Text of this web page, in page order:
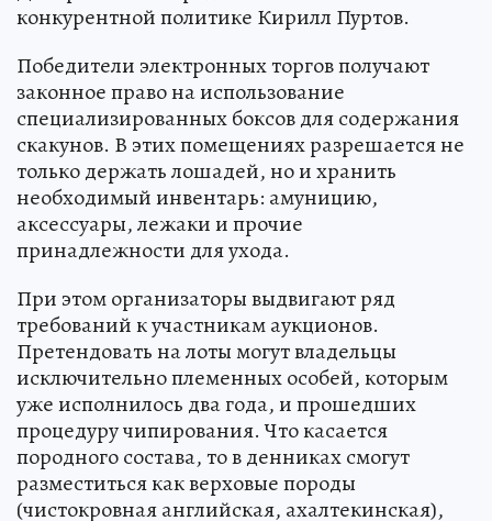
конкурентной политике Кирилл Пуртов.
Победители электронных торгов получают
законное право на использование
специализированных боксов для содержания
скакунов. В этих помещениях разрешается не
только держать лошадей, но и хранить
необходимый инвентарь: амуницию,
аксессуары, лежаки и прочие
принадлежности для ухода.
При этом организаторы выдвигают ряд
требований к участникам аукционов.
Претендовать на лоты могут владельцы
исключительно племенных особей, которым
уже исполнилось два года, и прошедших
процедуру чипирования. Что касается
породного состава, то в денниках смогут
разместиться как верховые породы
(чистокровная английская, ахалтекинская),